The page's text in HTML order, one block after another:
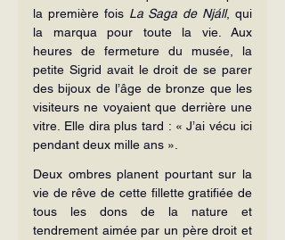
la première fois La Saga de Njáll, qui
la marqua pour toute la vie. Aux
heures de fermeture du musée, la
petite Sigrid avait le droit de se parer
des bijoux de l’âge de bronze que les
visiteurs ne voyaient que derrière une
vitre. Elle dira plus tard : « J’ai vécu ici
pendant deux mille ans ».
Deux ombres planent pourtant sur la
vie de rêve de cette fillette gratifiée de
tous les dons de la nature et
tendrement aimée par un père droit et